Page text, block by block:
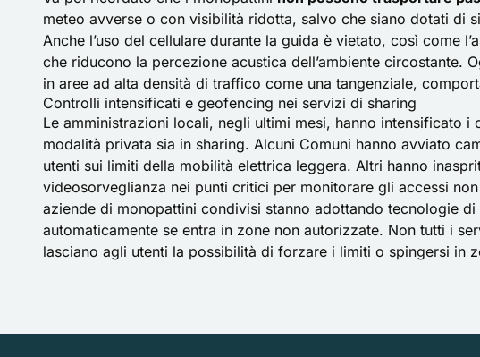
meteo avverse o con visibilità ridotta, salvo che siano dotati di
Anche l’uso del cellulare durante la guida è vietato, così come
che riducono la percezione acustica dell’ambiente circostante.
in aree ad alta densità di traffico come una tangenziale,
Controlli intensificati e geofencing nei servizi di sharing
Le amministrazioni locali, negli ultimi mesi, hanno intensificato i
modalità privata sia in sharing. Alcuni Comuni hanno avviato
utenti sui limiti della mobilità elettrica leggera. Altri hanno
videosorveglianza nei punti critici per monitorare gli accessi
aziende di monopattini condivisi stanno adottando tecnologie di
automaticamente se entra in zone non autorizzate. Non tutti i
lasciano agli utenti la possibilità di forzare i limiti o spingersi in